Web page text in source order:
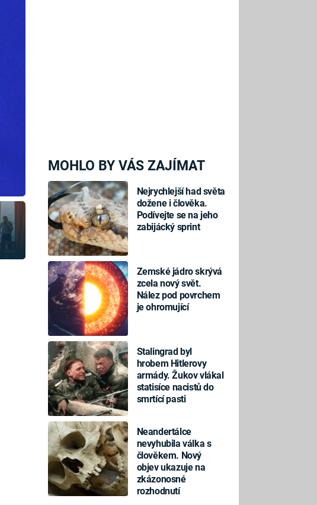
MOHLO BY VÁS ZAJÍMAT
Nejrychlejší had světa
dožene i člověka.
Podívejte se na jeho
zabijácký sprint
Zemské jádro skrývá
zcela nový svět.
Nález pod povrchem
je ohromující
Stalingrad byl
hrobem Hitlerovy
armády. Žukov vlákal
statisíce nacistů do
smrtící pasti
Neandertálce
nevyhubila válka s
člověkem. Nový
objev ukazuje na
zkázonosné
rozhodnutí